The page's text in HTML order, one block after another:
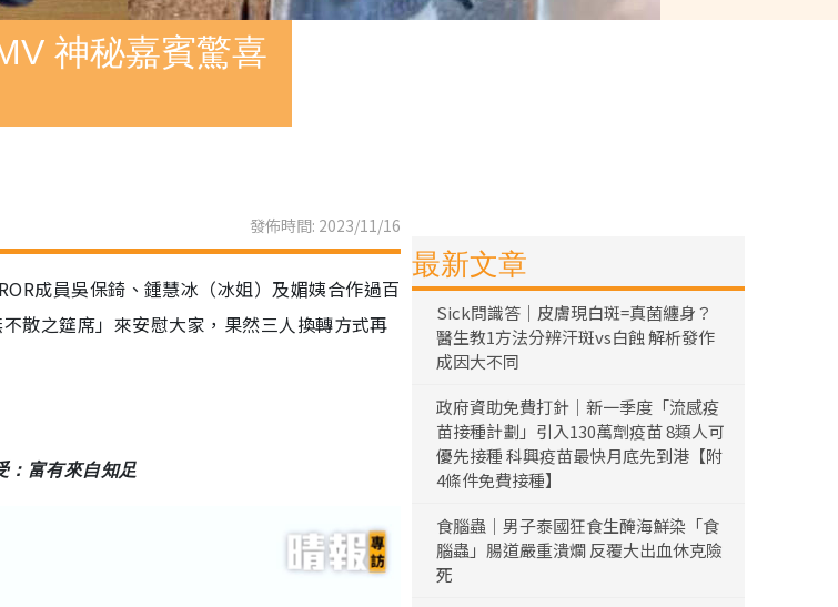
神秘嘉賓驚喜
發佈時間: 2023/11/16
成員吳保錡、鍾慧冰（冰姐）及媚姨合作過百
散之筵席」來安慰大家，果然三人換轉方式再
：富有來自知足
最新文章
Sick問識答｜皮膚現白斑=真菌纏身？
醫生教1方法分辨汗斑vs白蝕 解析發作
成因大不同
政府資助免費打針｜新一季度「流感疫
苗接種計劃」引入130萬劑疫苗 8類人可
優先接種 科興疫苗最快月底先到港【附
4條件免費接種】
食腦蟲｜男子泰國狂食生醃海鮮染「食
腦蟲」腸道嚴重潰爛 反覆大出血休克險
死